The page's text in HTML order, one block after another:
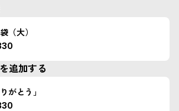
（大）
追加する
りがとう」